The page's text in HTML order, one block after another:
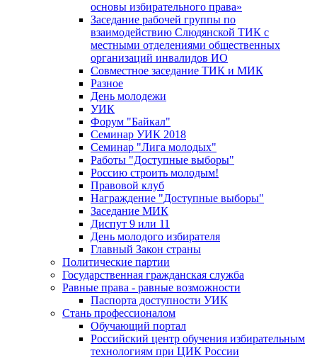
основы избирательного права»
Заседание рабочей группы по
взаимодействию Слюдянской ТИК с
местными отделениями общественных
организаций инвалидов ИО
Совместное заседание ТИК и МИК
Разное
День молодежи
УИК
Форум "Байкал"
Семинар УИК 2018
Семинар "Лига молодых"
Работы "Доступные выборы"
Россию строить молодым!
Правовой клуб
Награждение "Доступные выборы"
Заседание МИК
Диспут 9 или 11
День молодого избирателя
Главный Закон страны
Политические партии
Государственная гражданская служба
Равные права - равные возможности
Паспорта доступности УИК
Стань профессионалом
Обучающий портал
Российский центр обучения избирательным
технологиям при ЦИК России